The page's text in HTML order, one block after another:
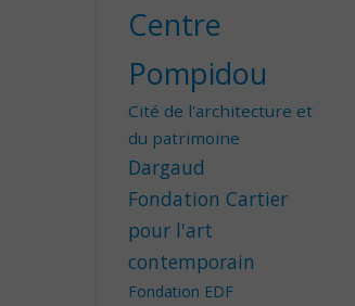
Centre
Pompidou
Cité de l'architecture et
du patrimoine
Dargaud
Fondation Cartier
pour l'art
contemporain
Fondation EDF